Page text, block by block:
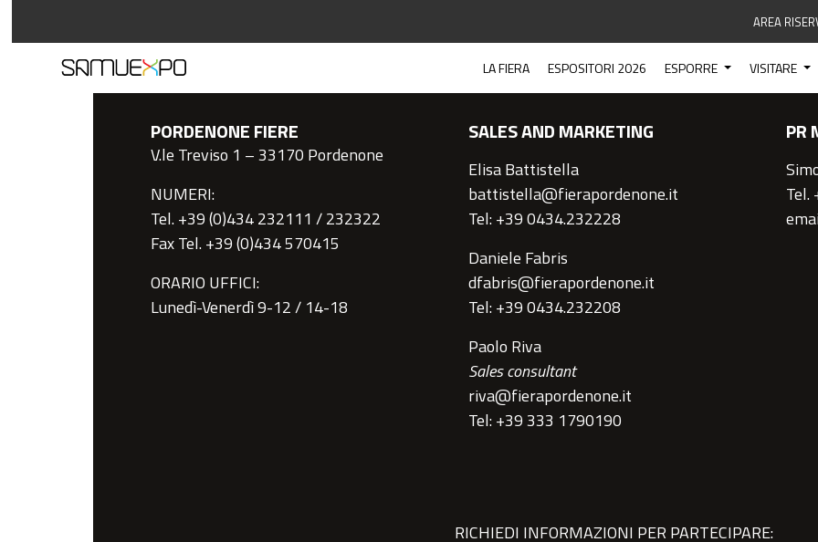
AREA
LA FIERA ESPOSITORI 2026 ESPORRE VISITARE
CONTATTI
PORDENONE FIERE
V.le Treviso 1 – 33170 Pordenone
NUMERI:
Tel. +39 (0)434 232111 / 232322
Fax Tel. +39 (0)434 570415
ORARIO UFFICI:
Lunedì-Venerdì 9-12 / 14-18
SALES AND MARKETING
Elisa Battistella
battistella@fierapordenone.it
Tel: +39 0434.232228
Daniele Fabris
dfabris@fierapordenone.it
Tel: +39 0434.232208
Paolo Riva
Sales consultant
riva@fierapordenone.it
Tel: +39 333 1790190
PR
Tel.
RICHIEDI INFORMAZIONI PER PARTECIPARE: